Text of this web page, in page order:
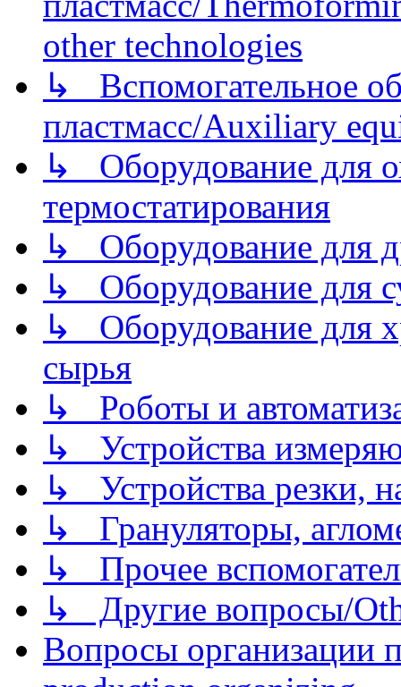
other technologies
↳ Вспомогательное
пластмасс/Auxiliary
↳ Оборудование для
термостатирования
↳ Оборудование для
↳ Оборудование для
↳ Оборудование для
сырья
↳ Роботы и
↳ Устройства
↳ Устройства резки,
↳ Грануляторы,
↳ Прочее
↳ Другие вопросы/
Вопросы организации